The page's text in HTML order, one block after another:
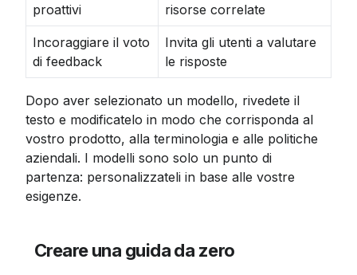
proattivi
risorse correlate
Incoraggiare il voto
di feedback
Invita gli utenti a valutare
le risposte
Dopo aver selezionato un modello, rivedete il
testo e modificatelo in modo che corrisponda al
vostro prodotto, alla terminologia e alle politiche
aziendali. I modelli sono solo un punto di
partenza: personalizzateli in base alle vostre
esigenze.
Creare una guida da zero